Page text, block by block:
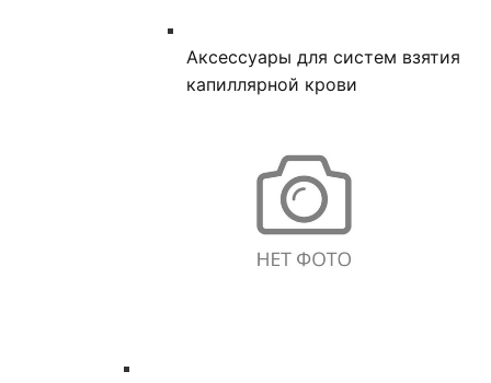
Аксессуары для систем взятия
капиллярной крови